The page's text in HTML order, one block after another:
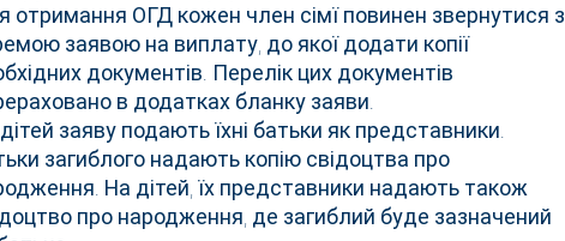
отримання ОГД кожен член сімї повинен звернутися з
заявою на виплату, до якої додати копії
документів. Перелік цих документів
в додатках бланку заяви.
заяву подають їхні батьки як представники.
загиблого надають копію свідоцтва про
На дітей, їх представники надають також
про народження, де загиблий буде зазначений